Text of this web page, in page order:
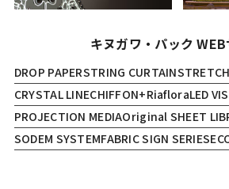
キヌガワ・パック WEB
DROP PAPERSTRING CURTAIN
CRYSTAL LINECHIFFON+RiafloraLED
PROJECTION MEDIAOriginal SHEET
SODEM SYSTEMFABRIC SIGN SERIES